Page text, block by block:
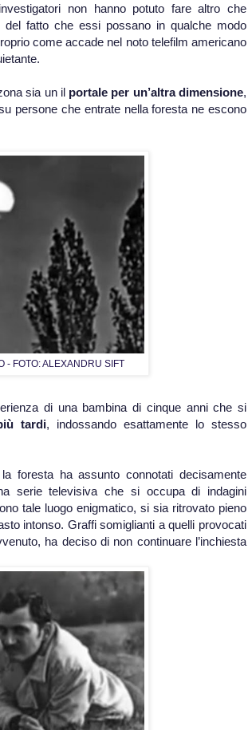
non hanno potuto fare altro che
del fatto che essi possano in qualche modo
come accade nel noto telefilm americano
sia un il portale per un’altra dimensione,
persone che entrate nella foresta ne escono
- FOTO: ALEXANDRU SIFT
di una bambina di cinque anni che si
tardi, indossando esattamente lo stesso
foresta ha assunto connotati decisamente
serie televisiva che si occupa di indagini
tale luogo enigmatico, si sia ritrovato pieno
intonso. Graffi somiglianti a quelli provocati
ha deciso di non continuare l’inchiesta